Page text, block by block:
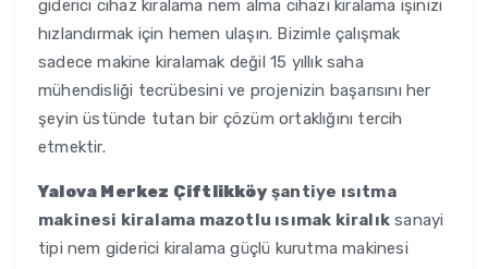
giderici cihaz kiralama nem alma cihazı kiralama işinizi
hızlandırmak için hemen ulaşın. Bizimle çalışmak
sadece makine kiralamak değil 15 yıllık saha
mühendisliği tecrübesini ve projenizin başarısını her
şeyin üstünde tutan bir çözüm ortaklığını tercih
etmektir.
Yalova Merkez Çiftlikköyşantiye ısıtma
makinesi kiralama mazotlu ısımak kiralık sanayi
tipi nem giderici kiralama güçlü kurutma makinesi